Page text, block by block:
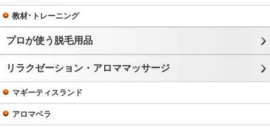
教材･トレーニング
プロが使う脱毛用品
リラクゼーション・アロママッサージ
マギーティスランド
アロマベラ